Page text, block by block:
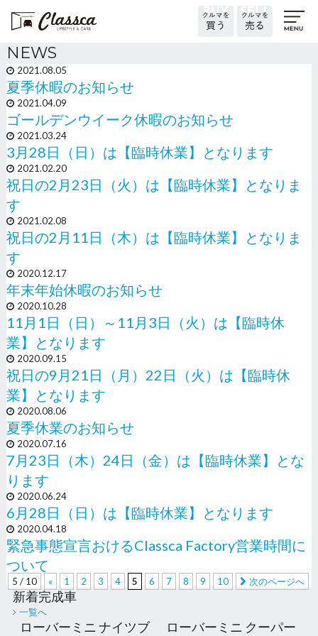
NEWS
2021.08.05
夏季休暇のお知らせ
2021.04.09
ゴールデンウイーク休暇のお知らせ
2021.03.24
3月28日（日）は【臨時休業】となります
2021.02.20
祝日の2月23日（火）は【臨時休業】となりま
す
2021.02.08
祝日の2月11日（木）は【臨時休業】となりま
す
2020.12.17
年末年始休暇のお知らせ
2020.10.28
11月1日（日）～11月3日（火）は【臨時休
業】となります
2020.09.15
祝日の9月21日（月）22日（火）は【臨時休
業】となります
2020.08.06
夏季休業のお知らせ
2020.07.16
7月23日（木）24日（金）は【臨時休業】とな
ります
2020.06.24
6月28日（日）は【臨時休業】となります
2020.04.18
緊急事態宣言おけるClassca Factory営業時間に
ついて
5 / 10 « 1 2 3 4 5 6 7 8 9 10 次のページへ
新着完成車
一覧へ
ローバーミニ ナイツブ
ローバーミニ クーパー